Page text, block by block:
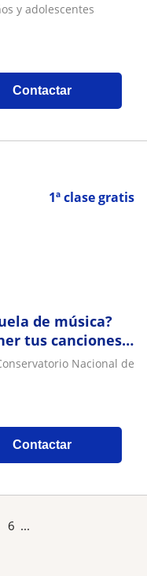
y adolescentes
Contactar
1ª clase gratis
de música?
tus canciones?
Aqui esNacional de
Contactar
6 ...